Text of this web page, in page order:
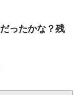
ったかな？残